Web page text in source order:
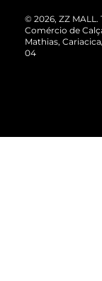
Cartão
Vendas
© 2026, ZZ
Comércio de
Mathias,
04